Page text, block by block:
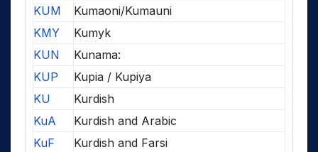
KUM
Kumaoni/Kumauni
KMY
Kumyk
KUN
Kunama:
KUP
Kupia / Kupiya
KU
Kurdish
KuA
Kurdish and Arabic
KuF
Kurdish and Farsi